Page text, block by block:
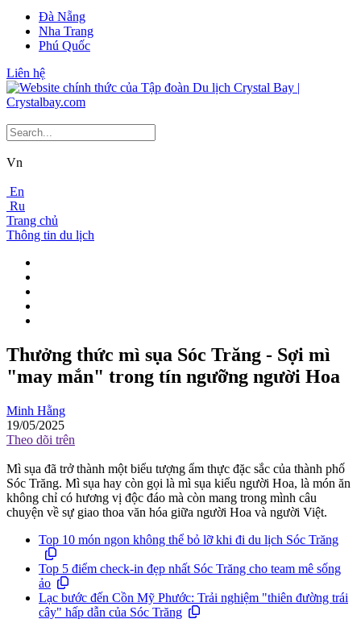
Đà Nẵng
Nha Trang
Phú Quốc
Liên hệ
Vn
En
Ru
Trang chủ
Thông tin du lịch
Thưởng thức mì sụa Sóc Trăng - Sợi mì
"may mắn" trong tín ngưỡng người Hoa
Minh Hằng
19/05/2025
Theo dõi trên
Mì sụa đã trở thành một biểu tượng ẩm thực đặc sắc của thành phố
Sóc Trăng. Mì sụa hay còn gọi là mì sụa kiểu người Hoa, là món ăn
không chỉ có hương vị độc đáo mà còn mang trong mình câu
chuyện về sự giao thoa văn hóa giữa người Hoa và người Việt.
Top 10 món ngon không thể bỏ lỡ khi đi du lịch Sóc Trăng
Top 5 điểm check-in đẹp nhất Sóc Trăng cho team mê sống
ảo
Lạc bước đến Cồn Mỹ Phước: Trải nghiệm "thiên đường trái
cây" hấp dẫn của Sóc Trăng